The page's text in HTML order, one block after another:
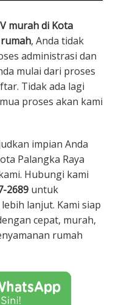
murah di Kota
, Anda tidak
administrasi dan
mulai dari proses
Tidak ada lagi
proses akan kami
impian Anda
Palangka Raya
Hubungi kami
2689 untuk
lanjut. Kami siap
cepat, murah,
rumah